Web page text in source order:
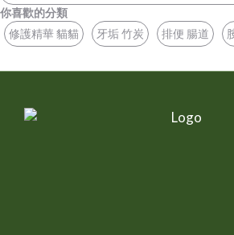
你喜歡的分類
修護精華 貓貓
牙垢 竹炭 排便 腸道